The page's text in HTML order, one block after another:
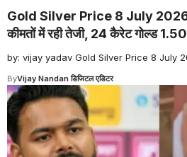
Gold Silver Price 8 July 2026 :
कीमतों में रही तेजी, 24 कैरेट गोल्ड
by: vijay yadav Gold Silver Price 8 July
ByVijay Nandan डिजिटल एडिटर